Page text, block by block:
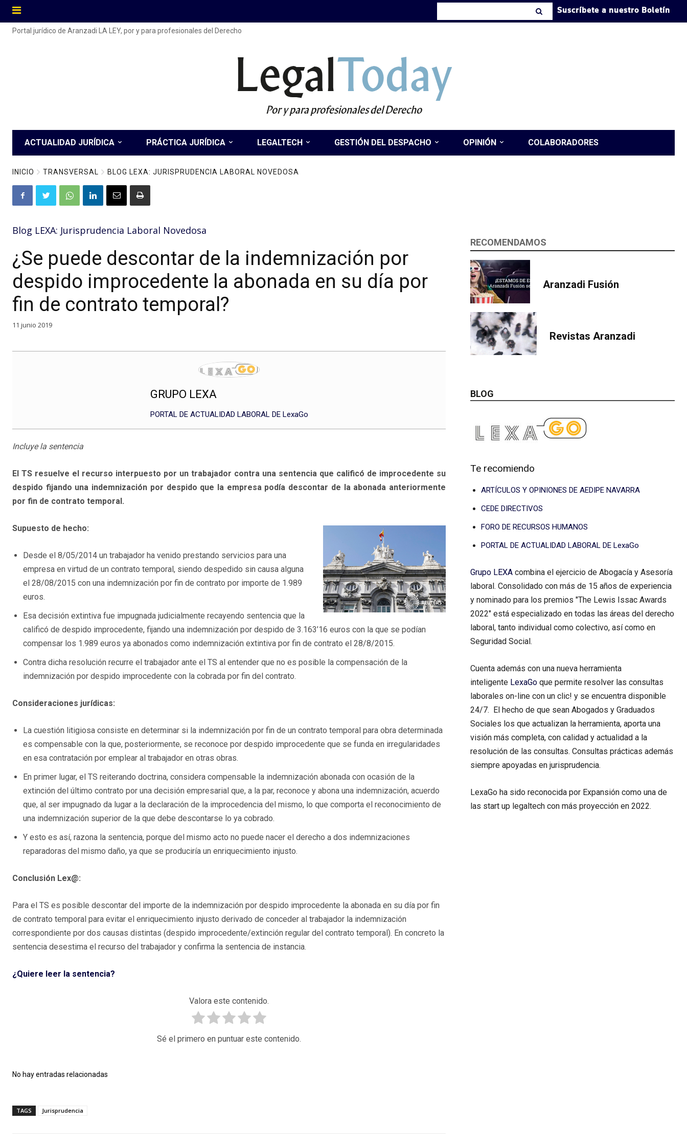
Suscríbete a nuestro Boletín
Portal jurídico de Aranzadi LA LEY, por y para profesionales del Derecho
LegalToday
Por y para profesionales del Derecho
ACTUALIDAD JURÍDICA PRÁCTICA JURÍDICA LEGALTECH GESTIÓN DEL DESPACHO OPINIÓN COLABORADORES
INICIO TRANSVERSAL BLOG LEXA: JURISPRUDENCIA LABORAL NOVEDOSA
Blog LEXA: Jurisprudencia Laboral Novedosa
¿Se puede descontar de la indemnización por
despido improcedente la abonada en su día por
fin de contrato temporal?
11 junio 2019
GRUPO LEXA
PORTAL DE ACTUALIDAD LABORAL DE LexaGo
Incluye la sentencia
El TS resuelve el recurso interpuesto por un trabajador contra una sentencia que calificó de improcedente su
despido fijando una indemnización por despido que la empresa podía descontar de la abonada anteriormente
por fin de contrato temporal.
Supuesto de hecho:
Desde el 8/05/2014 un trabajador ha venido prestando servicios para una
empresa en virtud de un contrato temporal, siendo despedido sin causa alguna
el 28/08/2015 con una indemnización por fin de contrato por importe de 1.989
euros.
Esa decisión extintiva fue impugnada judicialmente recayendo sentencia que la
calificó de despido improcedente, fijando una indemnización por despido de 3.163’16 euros con la que se podían
compensar los 1.989 euros ya abonados como indemnización extintiva por fin de contrato el 28/8/2015.
Contra dicha resolución recurre el trabajador ante el TS al entender que no es posible la compensación de la
indemnización por despido improcedente con la cobrada por fin del contrato.
Consideraciones jurídicas:
La cuestión litigiosa consiste en determinar si la indemnización por fin de un contrato temporal para obra determinada
es compensable con la que, posteriormente, se reconoce por despido improcedente que se funda en irregularidades
en esa contratación por emplear al trabajador en otras obras.
En primer lugar, el TS reiterando doctrina, considera compensable la indemnización abonada con ocasión de la
extinción del último contrato por una decisión empresarial que, a la par, reconoce y abona una indemnización, acuerdo
que, al ser impugnado da lugar a la declaración de la improcedencia del mismo, lo que comporta el reconocimiento de
una indemnización superior de la que debe descontarse lo ya cobrado.
Y esto es así, razona la sentencia, porque del mismo acto no puede nacer el derecho a dos indemnizaciones
reparadoras del mismo daño, ya que se produciría un enriquecimiento injusto.
Conclusión Lex@:
Para el TS es posible descontar del importe de la indemnización por despido improcedente la abonada en su día por fin
de contrato temporal para evitar el enriquecimiento injusto derivado de conceder al trabajador la indemnización
correspondiente por dos causas distintas (despido improcedente/extinción regular del contrato temporal). En concreto la
sentencia desestima el recurso del trabajador y confirma la sentencia de instancia.
¿Quiere leer la sentencia?
Valora este contenido.
Sé el primero en puntuar este contenido.
No hay entradas relacionadas
TAGS Jurisprudencia
RECOMENDAMOS
Aranzadi Fusión
Revistas Aranzadi
BLOG
Te recomiendo
ARTÍCULOS Y OPINIONES DE AEDIPE NAVARRA
CEDE DIRECTIVOS
FORO DE RECURSOS HUMANOS
PORTAL DE ACTUALIDAD LABORAL DE LexaGo
Grupo LEXA combina el ejercicio de Abogacía y Asesoría
laboral. Consolidado con más de 15 años de experiencia
y nominado para los premios "The Lewis Issac Awards
2022" está especializado en todas las áreas del derecho
laboral, tanto individual como colectivo, así como en
Seguridad Social.
Cuenta además con una nueva herramienta
inteligente LexaGo que permite resolver las consultas
laborales on-line con un clic! y se encuentra disponible
24/7. El hecho de que sean Abogados y Graduados
Sociales los que actualizan la herramienta, aporta una
visión más completa, con calidad y actualidad a la
resolución de las consultas. Consultas prácticas además
siempre apoyadas en jurisprudencia.
LexaGo ha sido reconocida por Expansión como una de
las start up legaltech con más proyección en 2022.